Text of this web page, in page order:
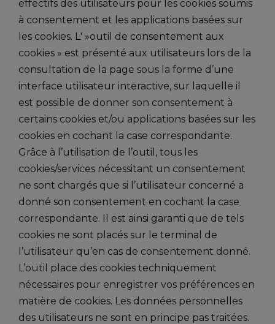
effectifs des utilisateurs pour les cookies soumis
à consentement et les applications basées sur
les cookies. L' »outil de consentement aux
cookies » est présenté aux utilisateurs lors de la
consultation de la page sous la forme d’une
interface utilisateur interactive, sur laquelle il
est possible de donner son consentement à
certains cookies et/ou applications basées sur les
cookies en cochant la case correspondante.
Grâce à l’utilisation de l’outil, tous les
cookies/services nécessitant un consentement
ne sont chargés que si l’utilisateur concerné a
donné son consentement en cochant la case
correspondante. Il est ainsi garanti que de tels
cookies ne sont placés sur le terminal de
l’utilisateur qu’en cas de consentement donné.
L’outil place des cookies techniquement
nécessaires pour enregistrer vos préférences en
matière de cookies. Les données personnelles
des utilisateurs ne sont en principe pas traitées.